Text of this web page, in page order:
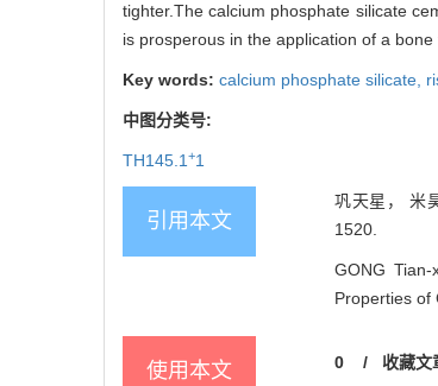
tighter.The calcium phosphate silicate
is prosperous in the application of a
Key words: calcium phosphate silicate,
中图分类号:
TH145.1+1
引用本文
巩天星， 米
1520.
GONG
Properties of
使用本文 0 / 收藏文